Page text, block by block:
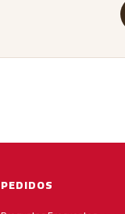
PEDIDOS